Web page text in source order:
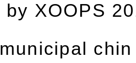
by XOOPS